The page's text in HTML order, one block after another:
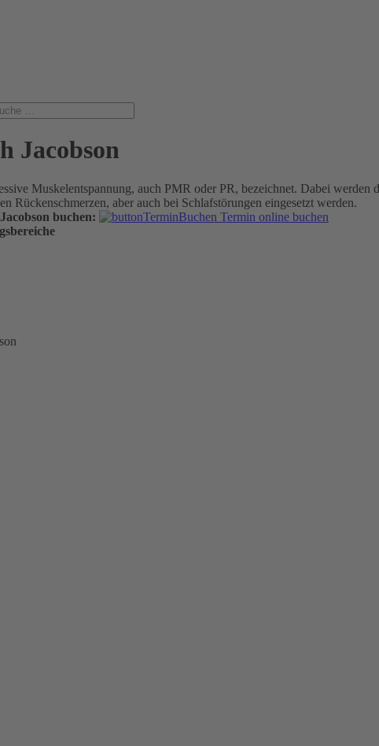
Jacobson
Muskelentspannung, auch PMR oder PR, bezeichnet. Dabei
Rückenschmerzen, aber auch bei Schlafstörungen eingesetzt werden.
buchen:
Termin online buchen